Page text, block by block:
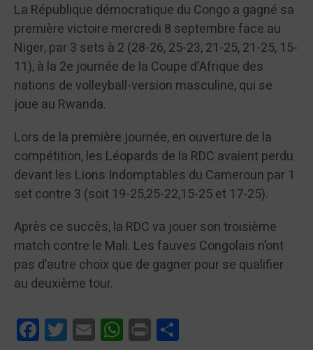
La République démocratique du Congo a gagné sa
première victoire mercredi 8 septembre face au
Niger, par 3 sets à 2 (28-26, 25-23, 21-25, 21-25, 15-
11), à la 2e journée de la Coupe d’Afrique des
nations de volleyball-version masculine, qui se
joue au Rwanda.
Lors de la première journée, en ouverture de la
compétition, les Léopards de la RDC avaient perdu
devant les Lions Indomptables du Cameroun par 1
set contre 3 (soit 19-25,25-22,15-25 et 17-25).
Après ce succès, la RDC va jouer son troisième
match contre le Mali. Les fauves Congolais n’ont
pas d’autre choix que de gagner pour se qualifier
au deuxième tour.
FacebookTwitterEmail WhatsApp
Print